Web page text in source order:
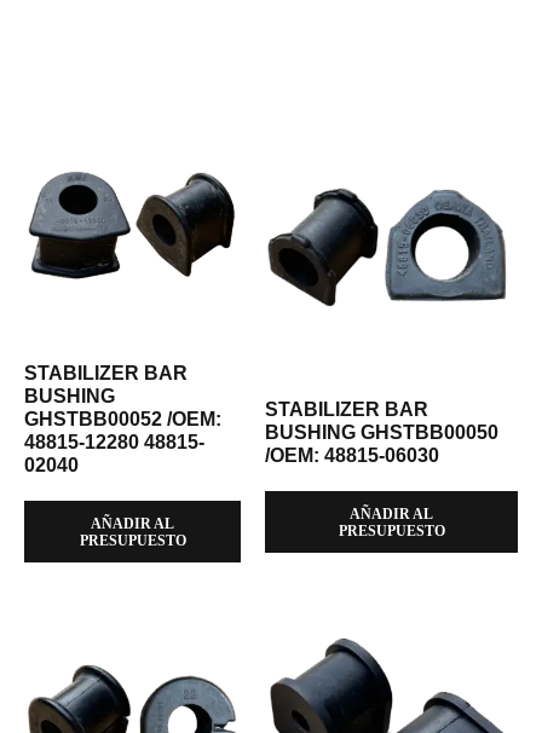
STABILIZER BAR
BUSHING
GHSTBB00052 /OEM:
48815-12280 48815-
02040
AÑADIR AL
PRESUPUESTO
STABILIZER BAR
BUSHING GHSTBB00050
/OEM: 48815-06030
AÑADIR AL
PRESUPUESTO